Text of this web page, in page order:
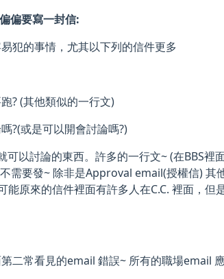
偏要寫一封信:
犯的事情，尤其以下列的信件更多
? (其他類似的一行文)
?(或是可以開會討論嗎?)
可以討論的東西。許多的一行文~ (在BBS裡
需要發~ 除非是Approval email(授權信) 其
能原來的信件裡面有許多人在C.C. 裡面，但
二常看見的email 錯誤~ 所有的職場email